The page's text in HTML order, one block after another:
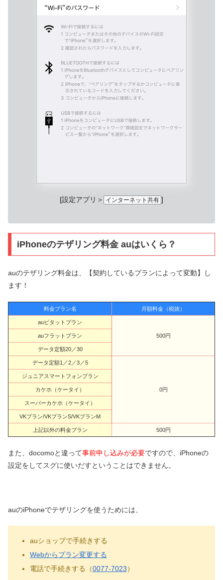
[設定アプリ＞ インターネット共有 ]
iPhoneのテザリング料金 auはいくら？
auのテザリング料金は、【契約しているプランによって変動】し
ます！
料金プラン名 月額料金（税抜）
auピタットプラン
500円
auフラットプラン
データ定額20／30
データ定額1／2／3／5
0円
ジュニアスマートフォンプラン
カケホ（ケータイ）
スーパーカケホ（ケータイ）
VKプラン/VKプランS/VKプランM
上記以外の料金プラン 500円
また、docomoと違って事前申し込みが必要ですので、iPhoneの
設定をしてスグに使いだすということはできません。
auのiPhoneでテザリングを使うためには、
auショップで手続きする
Webからプラン変更する
電話で手続きする（0077-7023）